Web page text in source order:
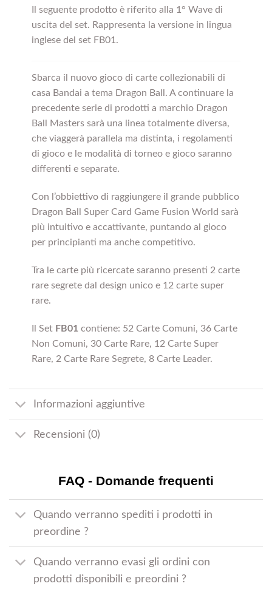
Il seguente prodotto è riferito alla 1° Wave di
uscita del set. Rappresenta la versione in lingua
inglese del set FB01.
Sbarca il nuovo gioco di carte collezionabili di
casa Bandai a tema Dragon Ball. A continuare la
precedente serie di prodotti a marchio Dragon
Ball Masters sarà una linea totalmente diversa,
che viaggerà parallela ma distinta, i regolamenti
di gioco e le modalità di torneo e gioco saranno
differenti e separate.
Con l’obbiettivo di raggiungere il grande pubblico
Dragon Ball Super Card Game Fusion World sarà
più intuitivo e accattivante, puntando al gioco
per principianti ma anche competitivo.
Tra le carte più ricercate saranno presenti 2 carte
rare segrete dal design unico e 12 carte super
rare.
Il Set FB01 contiene: 52 Carte Comuni, 36 Carte
Non Comuni, 30 Carte Rare, 12 Carte Super
Rare, 2 Carte Rare Segrete, 8 Carte Leader.
Informazioni aggiuntive
Recensioni (0)
FAQ - Domande frequenti
Quando verranno spediti i prodotti in
preordine ?
Quando verranno evasi gli ordini con
prodotti disponibili e preordini ?